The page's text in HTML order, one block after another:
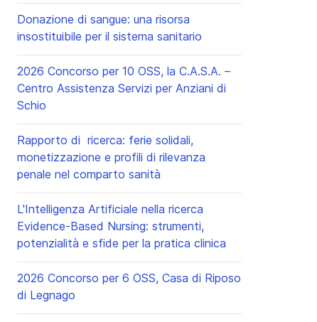
Donazione di sangue: una risorsa
insostituibile per il sistema sanitario
2026 Concorso per 10 OSS, la C.A.S.A. –
Centro Assistenza Servizi per Anziani di
Schio
Rapporto di ricerca: ferie solidali,
monetizzazione e profili di rilevanza
penale nel comparto sanità
L'Intelligenza Artificiale nella ricerca
Evidence-Based Nursing: strumenti,
potenzialità e sfide per la pratica clinica
2026 Concorso per 6 OSS, Casa di Riposo
di Legnago